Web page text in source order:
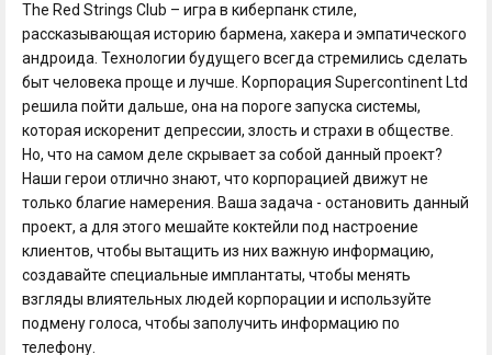
The Red Strings Club – игра в киберпанк стиле,
рассказывающая историю бармена, хакера и эмпатического
андроида. Технологии будущего всегда стремились сделать
быт человека проще и лучше. Корпорация Supercontinent Ltd
решила пойти дальше, она на пороге запуска системы,
которая искоренит депрессии, злость и страхи в обществе.
Но, что на самом деле скрывает за собой данный проект?
Наши герои отлично знают, что корпорацией движут не
только благие намерения. Ваша задача - остановить данный
проект, а для этого мешайте коктейли под настроение
клиентов, чтобы вытащить из них важную информацию,
создавайте специальные имплантаты, чтобы менять
взгляды влиятельных людей корпорации и используйте
подмену голоса, чтобы заполучить информацию по
телефону.